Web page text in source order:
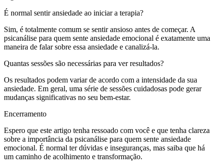
É normal sentir ansiedade ao iniciar a terapia?
Sim, é totalmente comum se sentir ansioso antes de começar. A
psicanálise para quem sente ansiedade emocional é exatamente uma
maneira de falar sobre essa ansiedade e canalizá-la.
Quantas sessões são necessárias para ver resultados?
Os resultados podem variar de acordo com a intensidade da sua
ansiedade. Em geral, uma série de sessões cuidadosas pode gerar
mudanças significativas no seu bem-estar.
Encerramento
Espero que este artigo tenha ressoado com você e que tenha clareza
sobre a importância da psicanálise para quem sente ansiedade
emocional. É normal ter dúvidas e inseguranças, mas saiba que há
um caminho de acolhimento e transformação.